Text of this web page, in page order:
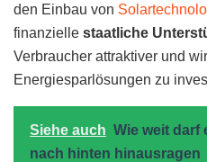
den Einbau von
finanzielle staatliche
Verbraucher attraktiver und
Energiesparlösungen zu
Siehe auch Wie weit darf
nach hinten hinausragen